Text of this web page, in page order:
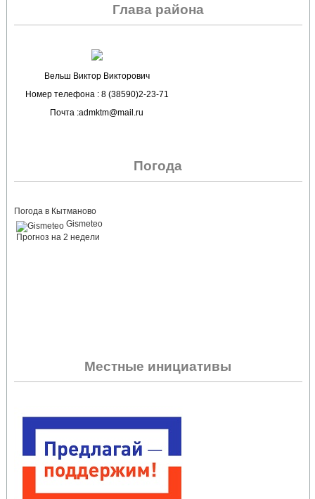
Глава района
Вельш Виктор Викторович
Номер телефона : 8 (38590)2-23-71
Почта :admktm@mail.ru
Погода
Погода в Кытманово
Gismeteo
Прогноз на 2 недели
Местные инициативы